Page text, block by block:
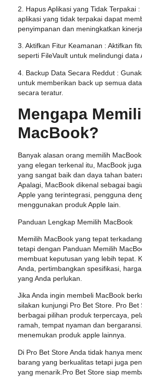
2. Hapus Aplikasi yang Tidak Terpakai
aplikasi yang tidak terpakai dapat
penyimpanan dan meningkatkan kinerja.
3. Aktifkan Fitur Keamanan : Aktifkan
seperti FileVault untuk melindungi data
4. Backup Data Secara Reddut :
untuk memberikan back up semua
secara teratur.
Mengapa
MacBook?
Banyak alasan orang memilih
yang elegan terkenal itu, MacBook
yang sangat baik dan daya tahan
Apalagi, MacBook dikenal sebagai
Apple yang terintegrasi, pengguna
menggunakan produk Apple lain.
Panduan Lengkap Memilih MacBook
Memilih MacBook yang tepat
tetapi dengan Panduan Memilih
membuat keputusan yang lebih tepat.
Anda, pertimbangkan spesifikasi,
yang Anda perlukan.
Jika Anda ingin membeli MacBook
silakan kunjungi Pro Bet Store. Pro Bet
berbagai pilihan produk terpercaya,
ramah, tempat nyaman dan
menemukan produk apple lainnya.
Di Pro Bet Store Anda tidak hanya
barang yang berkualitas tetapi juga
yang menarik.Pro Bet Store siap